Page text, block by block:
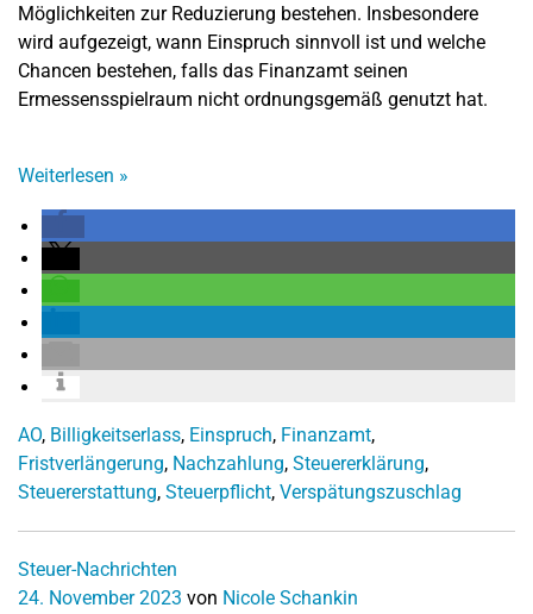
Möglichkeiten zur Reduzierung bestehen. Insbesondere
wird aufgezeigt, wann Einspruch sinnvoll ist und welche
Chancen bestehen, falls das Finanzamt seinen
Ermessensspielraum nicht ordnungsgemäß genutzt hat.
Weiterlesen »
AO, Billigkeitserlass, Einspruch, Finanzamt,
Fristverlängerung, Nachzahlung, Steuererklärung,
Steuererstattung, Steuerpflicht, Verspätungszuschlag
Steuer-Nachrichten
24. November 2023 von Nicole Schankin